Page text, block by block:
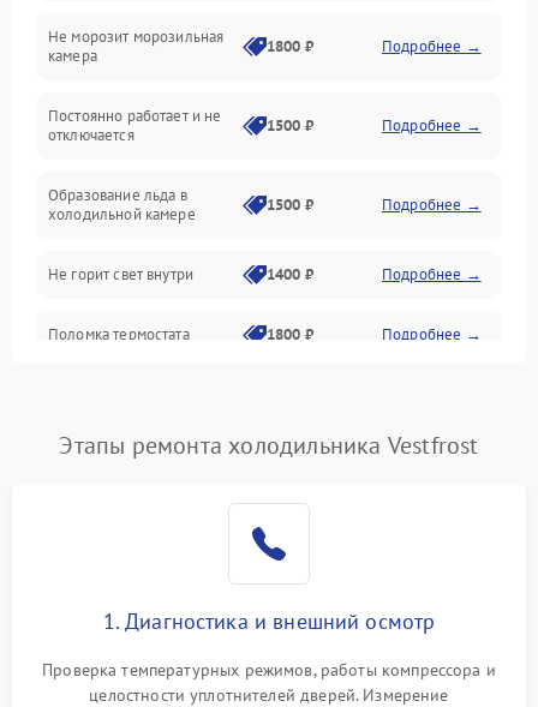
Дренаж
Не морозит морозильная
камера
1800 ₽ Подробнее →
Постоянно работает и не
отключается
1500 ₽ Подробнее →
Образование льда в
холодильной камере
1500 ₽ Подробнее →
Не горит свет внутри 1400 ₽ Подробнее →
Поломка термостата 1800 ₽ Подробнее →
Поломка системы No Frost 2600 ₽ Подробнее →
работе
2000 ₽ Подробнее →
Этапы ремонта холодильника Vestfrost
1. Диагностика и внешний осмотр
Проверка температурных режимов, работы компрессора и
целостности уплотнителей дверей. Измерение